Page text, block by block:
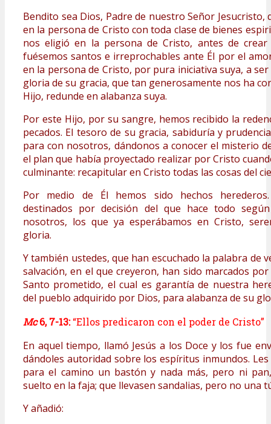
Bendito sea Dios, Padre de nuestro Señor Jesucristo,
en la persona de Cristo con toda clase de bienes
nos eligió en la persona de Cristo, antes de
fuésemos santos e irreprochables ante Él por el
en la persona de Cristo, por pura iniciativa suya, a
gloria de su gracia, que tan generosamente nos ha
Hijo, redunde en alabanza suya.
Por este Hijo, por su sangre, hemos recibido la
pecados. El tesoro de su gracia, sabiduría y
para con nosotros, dándonos a conocer el misterio
el plan que había proyectado realizar por Cristo
culminante: recapitular en Cristo todas las cosas del
Por medio de Él hemos sido hechos
destinados por decisión del que hace todo
nosotros, los que ya esperábamos en Cristo,
gloria.
Y también ustedes, que han escuchado la palabra de
salvación, en el que creyeron, han sido marcados
Santo prometido, el cual es garantía de nuestra
del pueblo adquirido por Dios, para alabanza de su
Mc6, 7-13:“Ellos predicaron con el poder de Cristo”
En aquel tiempo, llamó Jesús a los Doce y los fue
dándoles autoridad sobre los espíritus inmundos.
para el camino un bastón y nada más, pero ni
suelto en la faja; que llevasen sandalias, pero no una
Y añadió: